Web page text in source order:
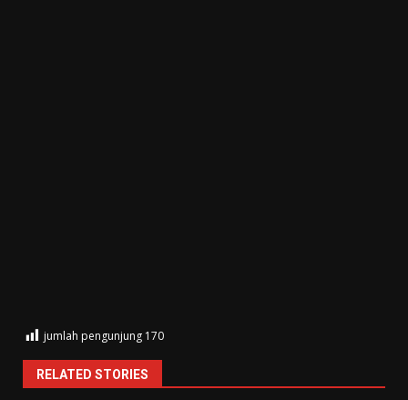
jumlah pengunjung 170
RELATED STORIES